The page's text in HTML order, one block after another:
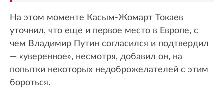
На этом моменте Касым-Жомарт Токаев
уточнил, что еще и первое место в Европе, с
чем Владимир Путин согласился и подтвердил
— «уверенное», несмотря, добавил он, на
попытки некоторых недоброжелателей с этим
бороться.